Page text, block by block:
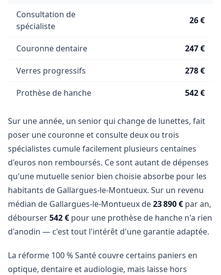
Consultation de
spécialiste
26 €
Couronne dentaire 247 €
Verres progressifs 278 €
Prothèse de hanche 542 €
Sur une année, un senior qui change de lunettes, fait
poser une couronne et consulte deux ou trois
spécialistes cumule facilement plusieurs centaines
d'euros non remboursés. Ce sont autant de dépenses
qu'une mutuelle senior bien choisie absorbe pour les
habitants de Gallargues-le-Montueux. Sur un revenu
médian de Gallargues-le-Montueux de23 890 € par an,
débourser542 € pour une prothèse de hanche n'a rien
d'anodin — c'est tout l'intérêt d'une garantie adaptée.
La réforme 100 % Santé couvre certains paniers en
optique, dentaire et audiologie, mais laisse hors